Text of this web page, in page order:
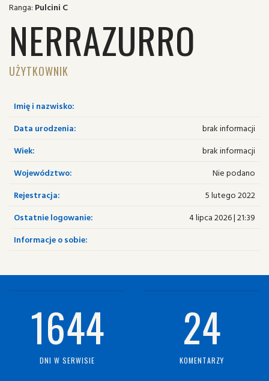
Ranga: Pulcini C
NERRAZURRO
UŻYTKOWNIK
Imię i nazwisko:
Data urodzenia:
brak informacji
Wiek:
brak informacji
Województwo:
Nie podano
Rejestracja:
5 lutego 2022
Ostatnie logowanie:
4 lipca 2026 | 21:39
Informacje o sobie:
1644
DNI W SERWISIE
24
KOMENTARZY